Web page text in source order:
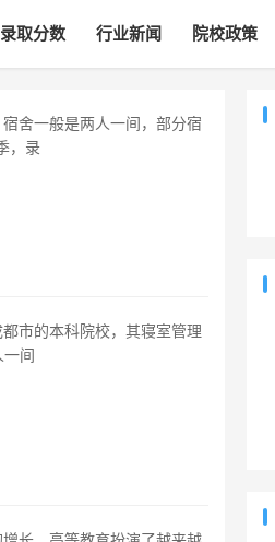
录取分数 行业新闻 院校政策
，录
间